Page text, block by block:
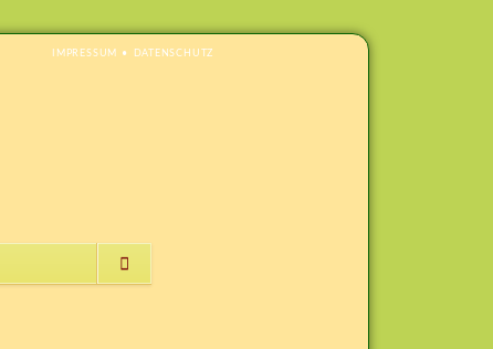
NAVIGATION
IMPRESSUM DATENSCHUTZ
ÜBERSPRINGEN